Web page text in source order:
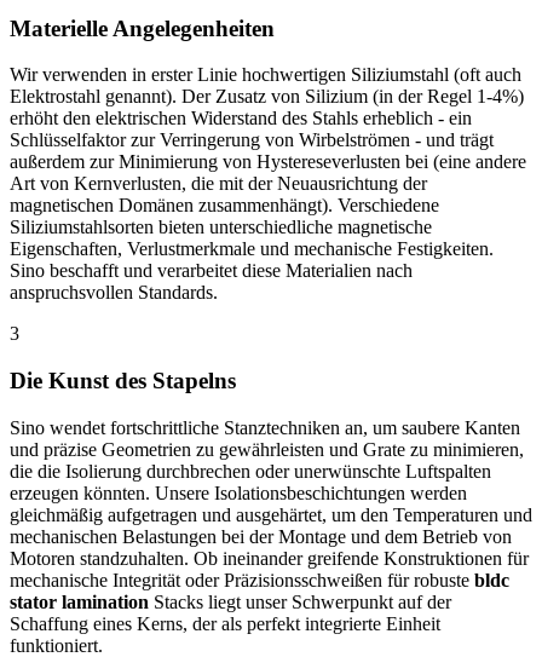
Materielle Angelegenheiten
Wir verwenden in erster Linie hochwertigen Siliziumstahl (oft auch
Elektrostahl genannt). Der Zusatz von Silizium (in der Regel 1-4%)
erhöht den elektrischen Widerstand des Stahls erheblich - ein
Schlüsselfaktor zur Verringerung von Wirbelströmen - und trägt
außerdem zur Minimierung von Hystereseverlusten bei (eine andere
Art von Kernverlusten, die mit der Neuausrichtung der
magnetischen Domänen zusammenhängt). Verschiedene
Siliziumstahlsorten bieten unterschiedliche magnetische
Eigenschaften, Verlustmerkmale und mechanische Festigkeiten.
Sino beschafft und verarbeitet diese Materialien nach
anspruchsvollen Standards.
3
Die Kunst des Stapelns
Sino wendet fortschrittliche Stanztechniken an, um saubere Kanten
und präzise Geometrien zu gewährleisten und Grate zu minimieren,
die die Isolierung durchbrechen oder unerwünschte Luftspalten
erzeugen könnten. Unsere Isolationsbeschichtungen werden
gleichmäßig aufgetragen und ausgehärtet, um den Temperaturen und
mechanischen Belastungen bei der Montage und dem Betrieb von
Motoren standzuhalten. Ob ineinander greifende Konstruktionen für
mechanische Integrität oder Präzisionsschweißen für robuste bldc
stator lamination Stacks liegt unser Schwerpunkt auf der
Schaffung eines Kerns, der als perfekt integrierte Einheit
funktioniert.